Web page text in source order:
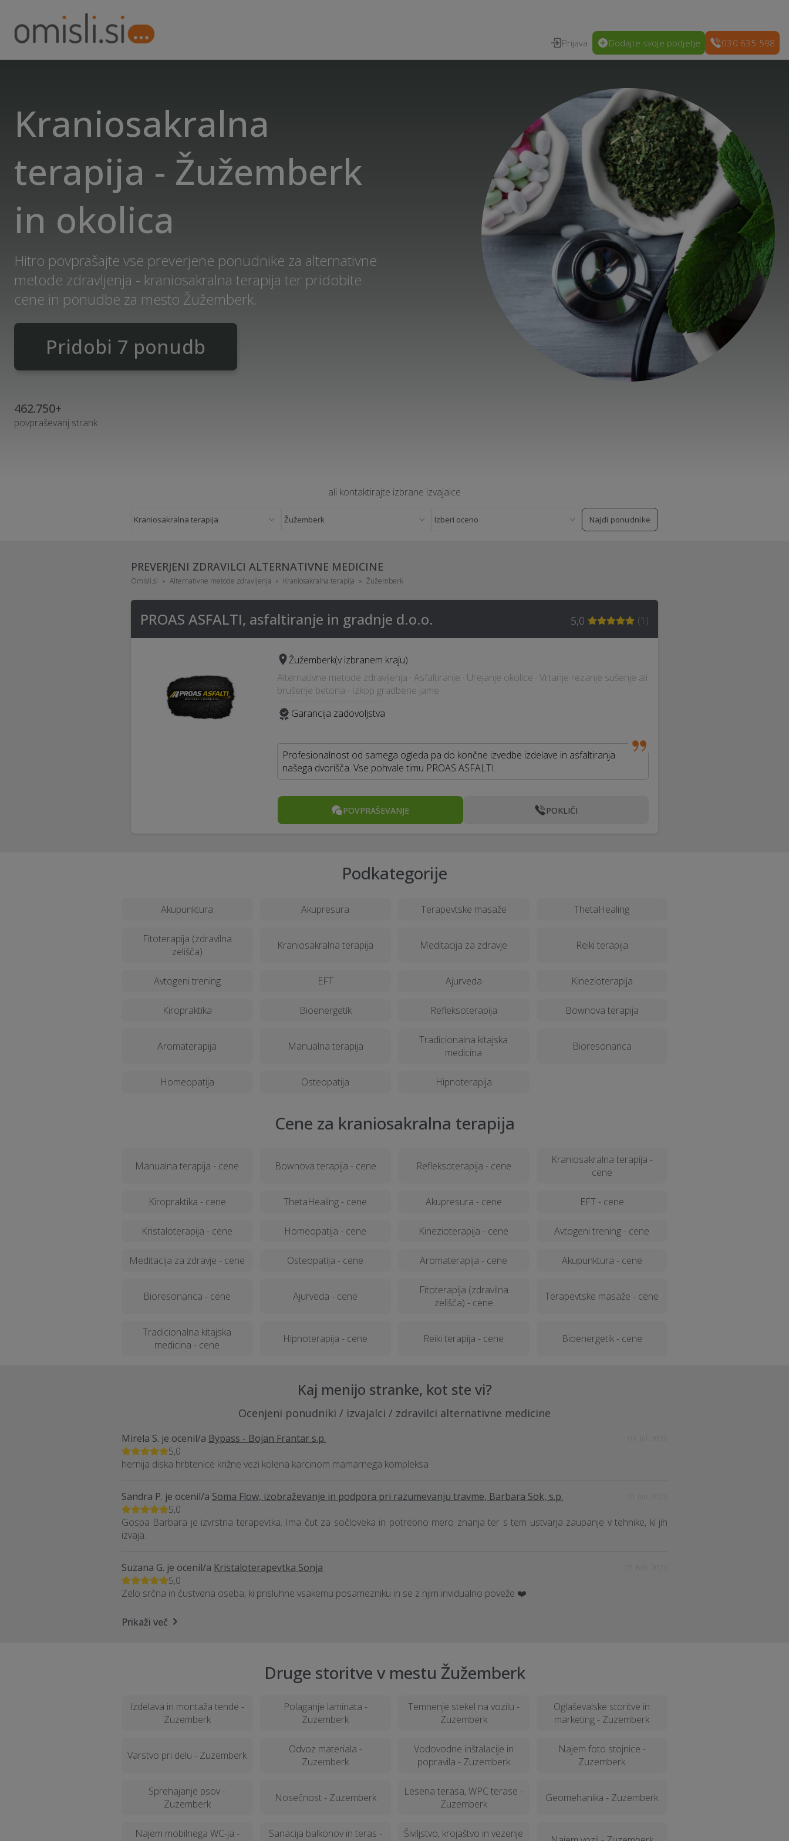
Prijava Dodajte svoje podjetje 030 635 598
Kraniosakralna
terapija - Žužemberk
in okolica
Hitro povprašajte vse preverjene ponudnike za alternativne
metode zdravljenja - kraniosakralna terapija ter pridobite
cene in ponudbe za mesto Žužemberk.
Pridobi 7 ponudb
462.750+
povpraševanj strank
ali kontaktirajte izbrane izvajalce
Najdi ponudnike
PREVERJENI ZDRAVILCI ALTERNATIVNE MEDICINE
Omisli.si Alternativne metode zdravljenja Kraniosakralna terapija Žužemberk
PROAS ASFALTI, asfaltiranje in gradnje d.o.o. 5,0 (1 )
Žužemberk(v izbranem kraju)
Alternativne metode zdravljenja · Asfaltiranje · Urejanje okolice · Vrtanje rezanje sušenje ali
brušenje betona · Izkop gradbene jame
Garancija zadovoljstva
Profesionalnost od samega ogleda pa do končne izvedbe izdelave in asfaltiranja
našega dvorišča. Vse pohvale timu PROAS ASFALTI.
POVPRAŠEVANJE POKLIČI
Podkategorije
Akupunktura Akupresura Terapevtske masaže ThetaHealing
Fitoterapija (zdravilna
zelišča)
Kraniosakralna terapija Meditacija za zdravje Reiki terapija
Avtogeni trening EFT Ajurveda Kinezioterapija
Kiropraktika Bioenergetik Refleksoterapija Bownova terapija
Aromaterapija Manualna terapija
Tradicionalna kitajska
medicina
Bioresonanca
Homeopatija Osteopatija Hipnoterapija
Cene za kraniosakralna terapija
Manualna terapija - cene Bownova terapija - cene Refleksoterapija - cene
Kraniosakralna terapija -
cene
Kiropraktika - cene ThetaHealing - cene Akupresura - cene EFT - cene
Kristaloterapija - cene Homeopatija - cene Kinezioterapija - cene Avtogeni trening - cene
Meditacija za zdravje - cene Osteopatija - cene Aromaterapija - cene Akupunktura - cene
Bioresonanca - cene Ajurveda - cene
Fitoterapija (zdravilna
zelišča) - cene
Terapevtske masaže - cene
Tradicionalna kitajska
medicina - cene
Hipnoterapija - cene Reiki terapija - cene Bioenergetik - cene
Kaj menijo stranke, kot ste vi?
Ocenjeni ponudniki / izvajalci / zdravilci alternativne medicine
Mirela S. je ocenil/a Bypass - Bojan Frantar s.p.
5,0
hernija diska hrbtenice križne vezi kolena karcinom mamarnega kompleksa
Sandra P. je ocenil/a Soma Flow, izobraževanje in podpora pri razumevanju travme, Barbara Sok, s.p.
5,0
Gospa Barbara je izvrstna terapevtka. Ima čut za sočloveka in potrebno mero znanja ter s tem ustvarja zaupanje v tehnike, ki jih
izvaja.
Suzana G. je ocenil/a Kristaloterapevtka Sonja
5,0
Zelo srčna in čustvena oseba, ki prisluhne vsakemu posamezniku in se z njim invidualno poveže ❤️
Prikaži več
Druge storitve v mestu Žužemberk
Izdelava in montaža tende -
Zuzemberk
Polaganje laminata -
Zuzemberk
Temnenje stekel na vozilu -
Zuzemberk
Oglaševalske storitve in
marketing - Zuzemberk
Varstvo pri delu - Zuzemberk
Odvoz materiala -
Zuzemberk
Vodovodne inštalacije in
popravila - Zuzemberk
Najem foto stojnice -
Zuzemberk
Sprehajanje psov -
Zuzemberk
Nosečnost - Zuzemberk
Lesena terasa, WPC terase -
Zuzemberk
Geomehanika - Zuzemberk
Najem mobilnega WC-ja -
Sanacija balkonov in teras -
Šiviljstvo, krojaštvo in vezenje